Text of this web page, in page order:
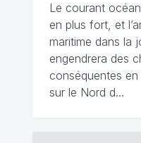
Le courant
en plus fort, et
maritime dans la
engendrera des
conséquentes
sur le Nord d…